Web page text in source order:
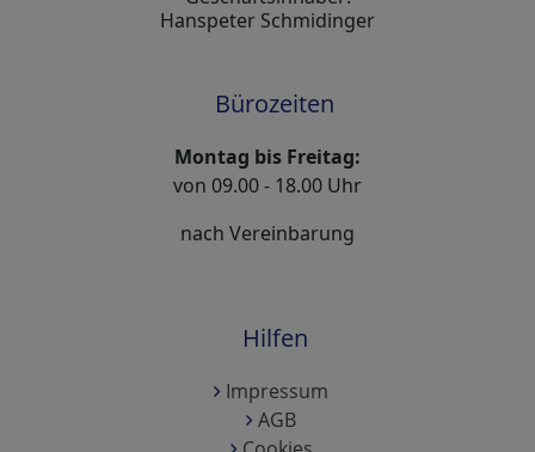
Hanspeter Schmidinger
Bürozeiten
Montag bis Freitag:
von 09.00 - 18.00 Uhr
nach Vereinbarung
Hilfen
Impressum
AGB